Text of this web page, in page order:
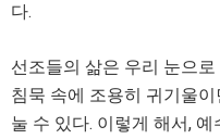
다.
선조들의 삶은 우리 눈으
침묵 속에 조용히 귀기울
눌 수 있다. 이렇게 해서,